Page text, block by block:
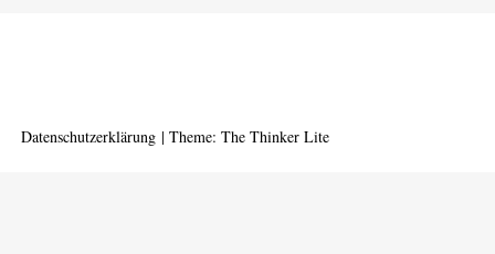
Datenschutzerklärung | Theme: The Thinker Lite